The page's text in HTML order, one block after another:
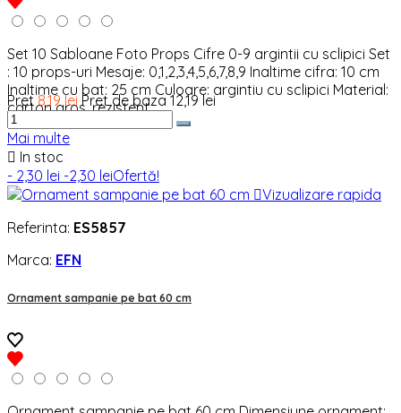
Set 10 Sabloane Foto Props Cifre 0-9 argintii cu sclipici Set
: 10 props-uri Mesaje: 0,1,2,3,4,5,6,7,8,9 Inaltime cifra: 10 cm
Inaltime cu bat: 25 cm Culoare: argintiu cu sclipici Material:
carton gros, rezistent
Pret 8,19 lei Pret de baza 12,19 lei
Mai multe
 In stoc
- 2,30 lei -2,30 leiOfertă!
Vizualizare rapida
Referinta: ES5857
Marca: EFN
Ornament sampanie pe bat 60 cm